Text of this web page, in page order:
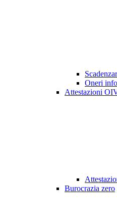
Oneri
Attestazioni
Burocrazia zero